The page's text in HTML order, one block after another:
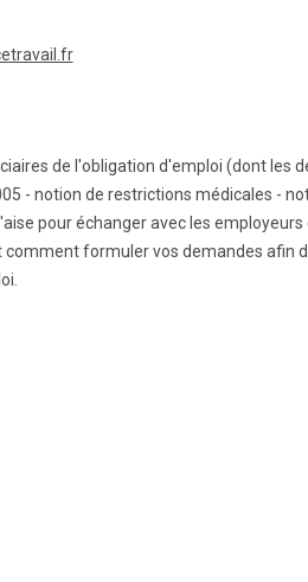
de l'obligation d'emploi (dont les
- notion de restrictions médicales -
pour échanger avec les
formuler vos demandes afin